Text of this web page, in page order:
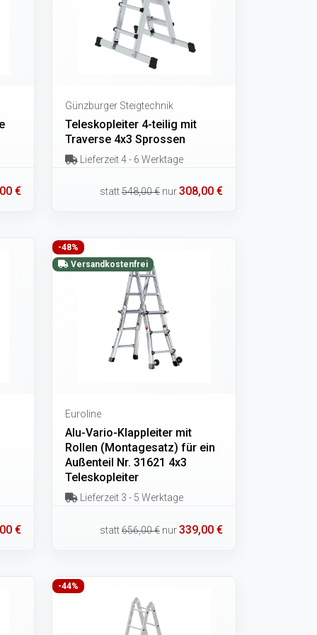
€
Günzburger Steigtechnik
Teleskopleiter 4-teilig mit
Traverse 4x3 Sprossen
Lieferzeit 4 - 6 Werktage
statt548,00 € nur308,00 €
€
-48%
Versandkostenfrei
Euroline
Alu-Vario-Klappleiter mit
Rollen (Montagesatz) für ein
Außenteil Nr. 31621 4x3
Teleskopleiter
Lieferzeit 3 - 5 Werktage
statt656,00 € nur339,00 €
-44%